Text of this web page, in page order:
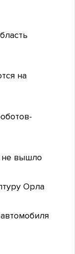
на
не вышло
Орла